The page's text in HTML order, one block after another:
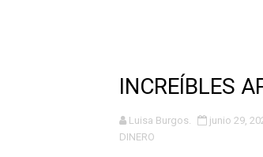
INCREÍBLES
Luisa Burgos. junio 29,
DINERO